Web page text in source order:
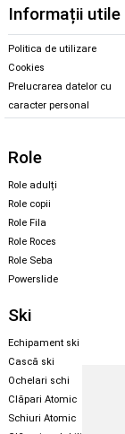
Informații utile
Politica de utilizare
Cookies
Prelucrarea datelor cu
caracter personal
Role
Role adulți
Role copii
Role Fila
Role Roces
Role Seba
Powerslide
Ski
Echipament ski
Cască ski
Ochelari schi
Clăpari Atomic
Schiuri Atomic